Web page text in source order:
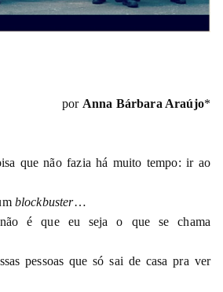
por Anna Bárbara Araújo*
que não fazia há muito tempo: ir ao
blockbuster…
é que eu seja o que se chama
pessoas que só sai de casa pra ver